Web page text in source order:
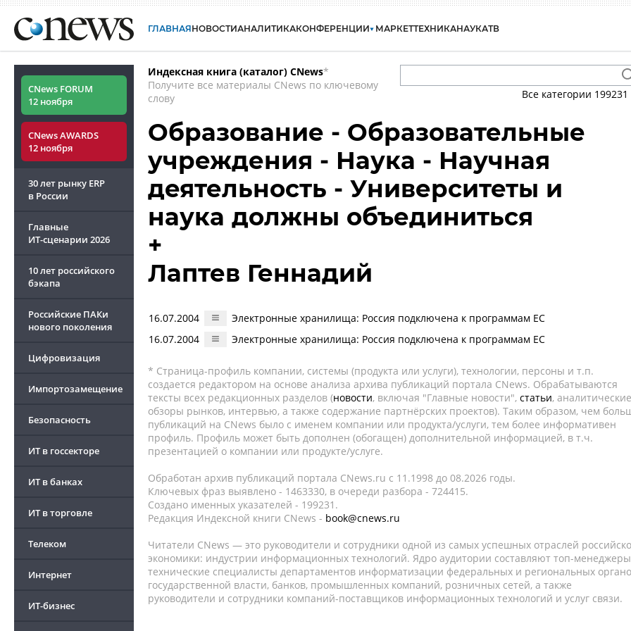
ГЛАВНАЯНОВОСТИАНАЛИТИКАКОНФЕРЕНЦИИ МАРКЕТТЕХНИКАНАУКАТВ
CNews FORUM
12 ноября
CNews AWARDS
12 ноября
30 лет рынку ERP
в России
Главные
ИТ-сценарии 2026
10 лет российского
бэкапа
Российские ПАКи
нового поколения
Цифровизация
Импортозамещение
Безопасность
ИТ в госсекторе
ИТ в банках
ИТ в торговле
Телеком
Интернет
ИТ-бизнес
Индексная книга (каталог) CNews*
Получите все материалы CNews по ключевому
слову
Все категории 199231
Образование - Образовательные
учреждения - Наука - Научная
деятельность - Университеты и
наука должны объединиться
+
Лаптев Геннадий
16.07.2004
Электронные хранилища: Россия подключена к программам ЕС
16.07.2004
Электронные хранилища: Россия подключена к программам ЕС
* Страница-профиль компании, системы (продукта или услуги), технологии, персоны и т.п.
создается редактором на основе анализа архива публикаций портала CNews. Обрабатываются
тексты всех редакционных разделов (новости, включая "Главные новости", статьи, аналитические
обзоры рынков, интервью, а также содержание партнёрских проектов). Таким образом, чем
публикаций на CNews было с именем компании или продукта/услуги, тем более информативен
профиль. Профиль может быть дополнен (обогащен) дополнительной информацией, в т.ч.
презентацией о компании или продукте/услуге.
Обработан архив публикаций портала CNews.ru c 11.1998 до 08.2026 годы.
Ключевых фраз выявлено - 1463330, в очереди разбора - 724415.
Создано именных указателей - 199231.
Редакция Индексной книги CNews - book@cnews.ru
Читатели CNews — это руководители и сотрудники одной из самых успешных отраслей
экономики: индустрии информационных технологий. Ядро аудитории составляют топ-
технические специалисты департаментов информатизации федеральных и региональных
государственной власти, банков, промышленных компаний, розничных сетей, а также
руководители и сотрудники компаний-поставщиков информационных технологий и услуг связи.